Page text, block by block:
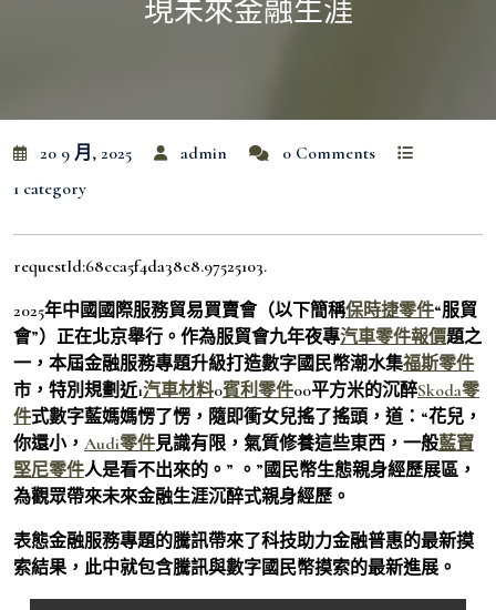
現未來金融生涯
20 9 月, 2025 admin
0 Comments
1 category
requestId:68cca5f4da38c8.97525103.
2025年中國國際服務貿易買賣會（以下簡稱保時捷零件“服貿
會”）正在北京舉行。作為服貿會九年夜專汽車零件報價題之
一，本屆金融服務專題升級打造數字國民幣潮水集福斯零件
市，特別規劃近1汽車材料0賓利零件00平方米的沉醉Skoda零
件式數字藍媽媽愣了愣，隨即衝女兒搖了搖頭，道：“花兒，
你還小， Audi零件見識有限，氣質修養這些東西，一般藍寶
堅尼零件人是看不出來的。” 。”國民幣生態親身經歷展區，
為觀眾帶來未來金融生涯沉醉式親身經歷。
表態金融服務專題的騰訊帶來了科技助力金融普惠的最新摸
索結果，此中就包含騰訊與數字國民幣摸索的最新進展。